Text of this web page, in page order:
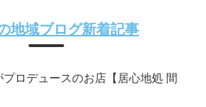
地域ブログ新着記事
ロデュースのお店【居心地処 間